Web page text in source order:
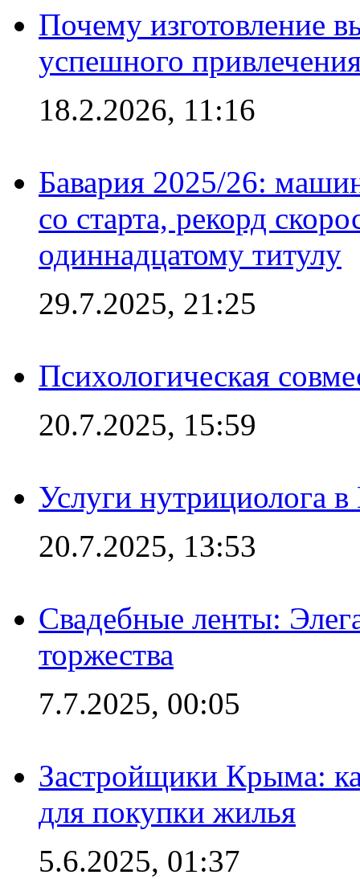
Почему изготовление
успешного
18.2.2026, 11:16
Бавария 2025/26:
со старта, рекорд
одиннадцатому титулу
29.7.2025, 21:25
Психологическая
20.7.2025, 15:59
Услуги нутрициолога
20.7.2025, 13:53
Свадебные ленты:
торжества
7.7.2025, 00:05
Застройщики Крыма:
для покупки жилья
5.6.2025, 01:37